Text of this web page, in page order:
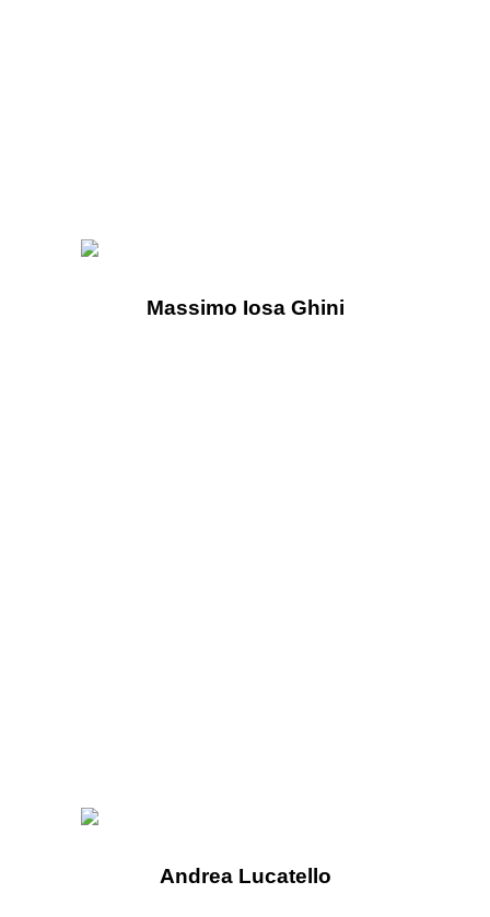
Massimo Iosa Ghini
Andrea Lucatello